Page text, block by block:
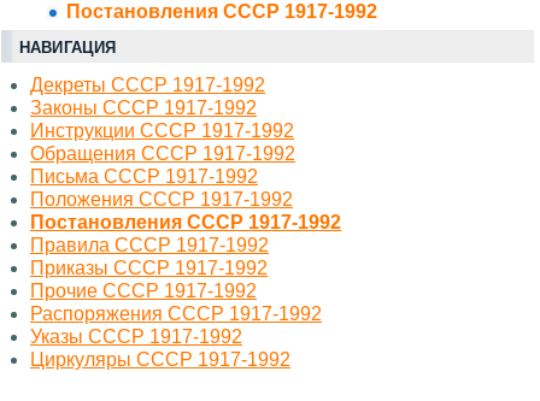
Постановления СССР 1917-1992
НАВИГАЦИЯ
Декреты СССР 1917-1992
Законы СССР 1917-1992
Инструкции СССР 1917-1992
Обращения СССР 1917-1992
Письма СССР 1917-1992
Положения СССР 1917-1992
Постановления СССР 1917-1992
Правила СССР 1917-1992
Приказы СССР 1917-1992
Прочие СССР 1917-1992
Распоряжения СССР 1917-1992
Указы СССР 1917-1992
Циркуляры СССР 1917-1992